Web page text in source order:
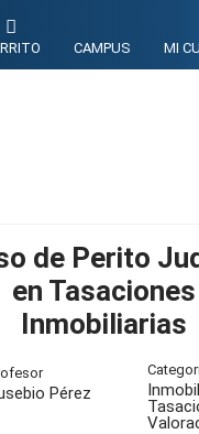
CAMPUS MI
de Perito
en Tasaciones
Inmobiliarias
Pérez